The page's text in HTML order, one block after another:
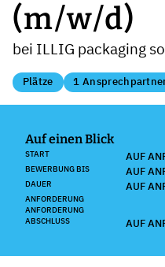
(m/w/d)
bei ILLIG packaging
Plätze 1
Auf einen Blick
START AUF
BEWERBUNG BIS AUF
DAUER AUF
ANFORDERUNG
ANFORDERUNG
ABSCHLUSS
AUF